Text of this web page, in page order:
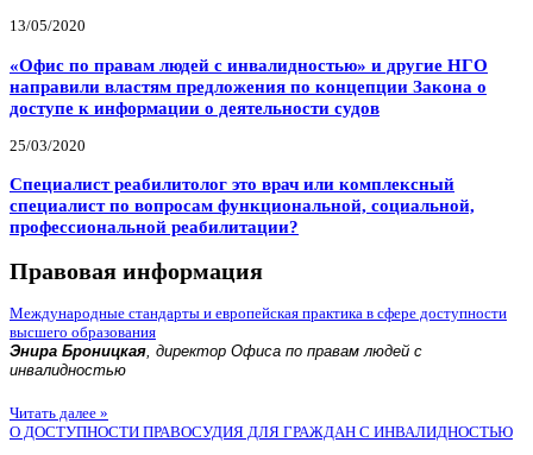
13/05/2020
«Офис по правам людей с инвалидностью» и другие НГО
направили властям предложения по концепции Закона о
доступе к информации о деятельности судов
25/03/2020
Специалист реабилитолог это врач или комплексный
специалист по вопросам функциональной, социальной,
профессиональной реабилитации?
Правовая информация
Международные стандарты и европейская практика в сфере доступности
высшего образования
Энира Броницкая, директор Офиса по правам людей с
инвалидностью
Читать далее »
О ДОСТУПНОСТИ ПРАВОСУДИЯ ДЛЯ ГРАЖДАН С ИНВАЛИДНОСТЬЮ